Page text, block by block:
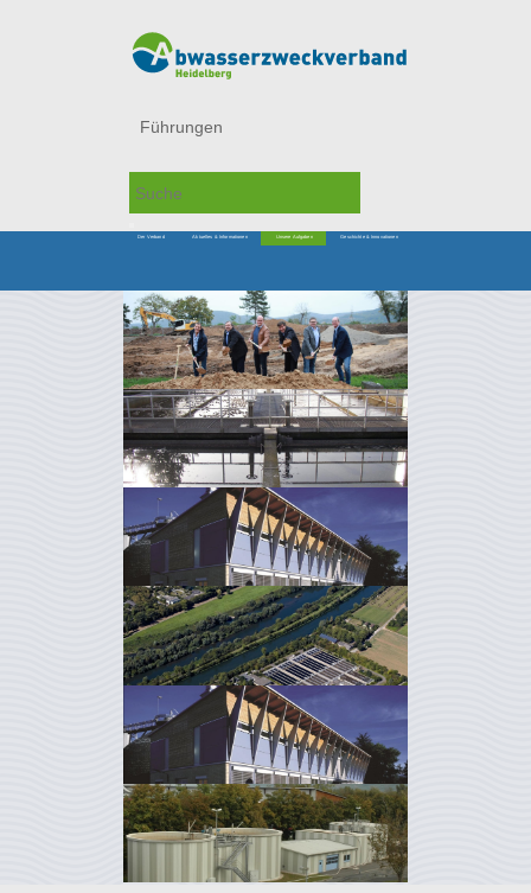
Führungen
Der Verband Aktuelles & Informationen Unsere Aufgaben Geschichte & Innovationen